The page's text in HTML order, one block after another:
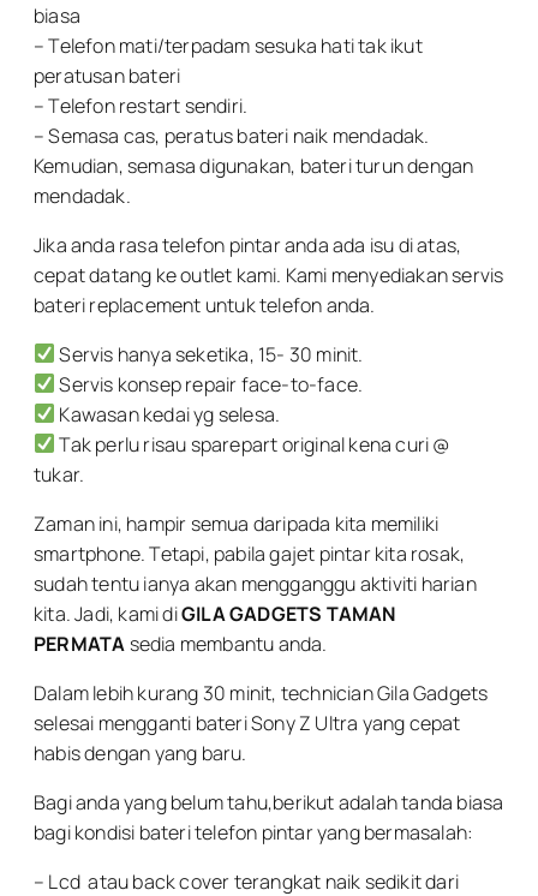
biasa
– Telefon mati/terpadam sesuka hati tak ikut
peratusan bateri
– Telefon restart sendiri.
– Semasa cas, peratus bateri naik mendadak.
Kemudian, semasa digunakan, bateri turun dengan
mendadak.
Jika anda rasa telefon pintar anda ada isu di atas,
cepat datang ke outlet kami. Kami menyediakan servis
bateri replacement untuk telefon anda.
Servis hanya seketika, 15- 30 minit.
Servis konsep repair face-to-face.
Kawasan kedai yg selesa.
Tak perlu risau sparepart original kena curi @
tukar.
Zaman ini, hampir semua daripada kita memiliki
smartphone. Tetapi, pabila gajet pintar kita rosak,
sudah tentu ianya akan mengganggu aktiviti harian
kita. Jadi, kami diGILA GADGETS TAMAN
PERMATAsedia membantu anda.
Dalam lebih kurang 30 minit, technician Gila Gadgets
selesai mengganti bateri Sony Z Ultra yang cepat
habis dengan yang baru.
Bagi anda yang belum tahu,berikut adalah tanda biasa
bagi kondisi bateri telefon pintar yang bermasalah:
– Lcd atau back cover terangkat naik sedikit dari